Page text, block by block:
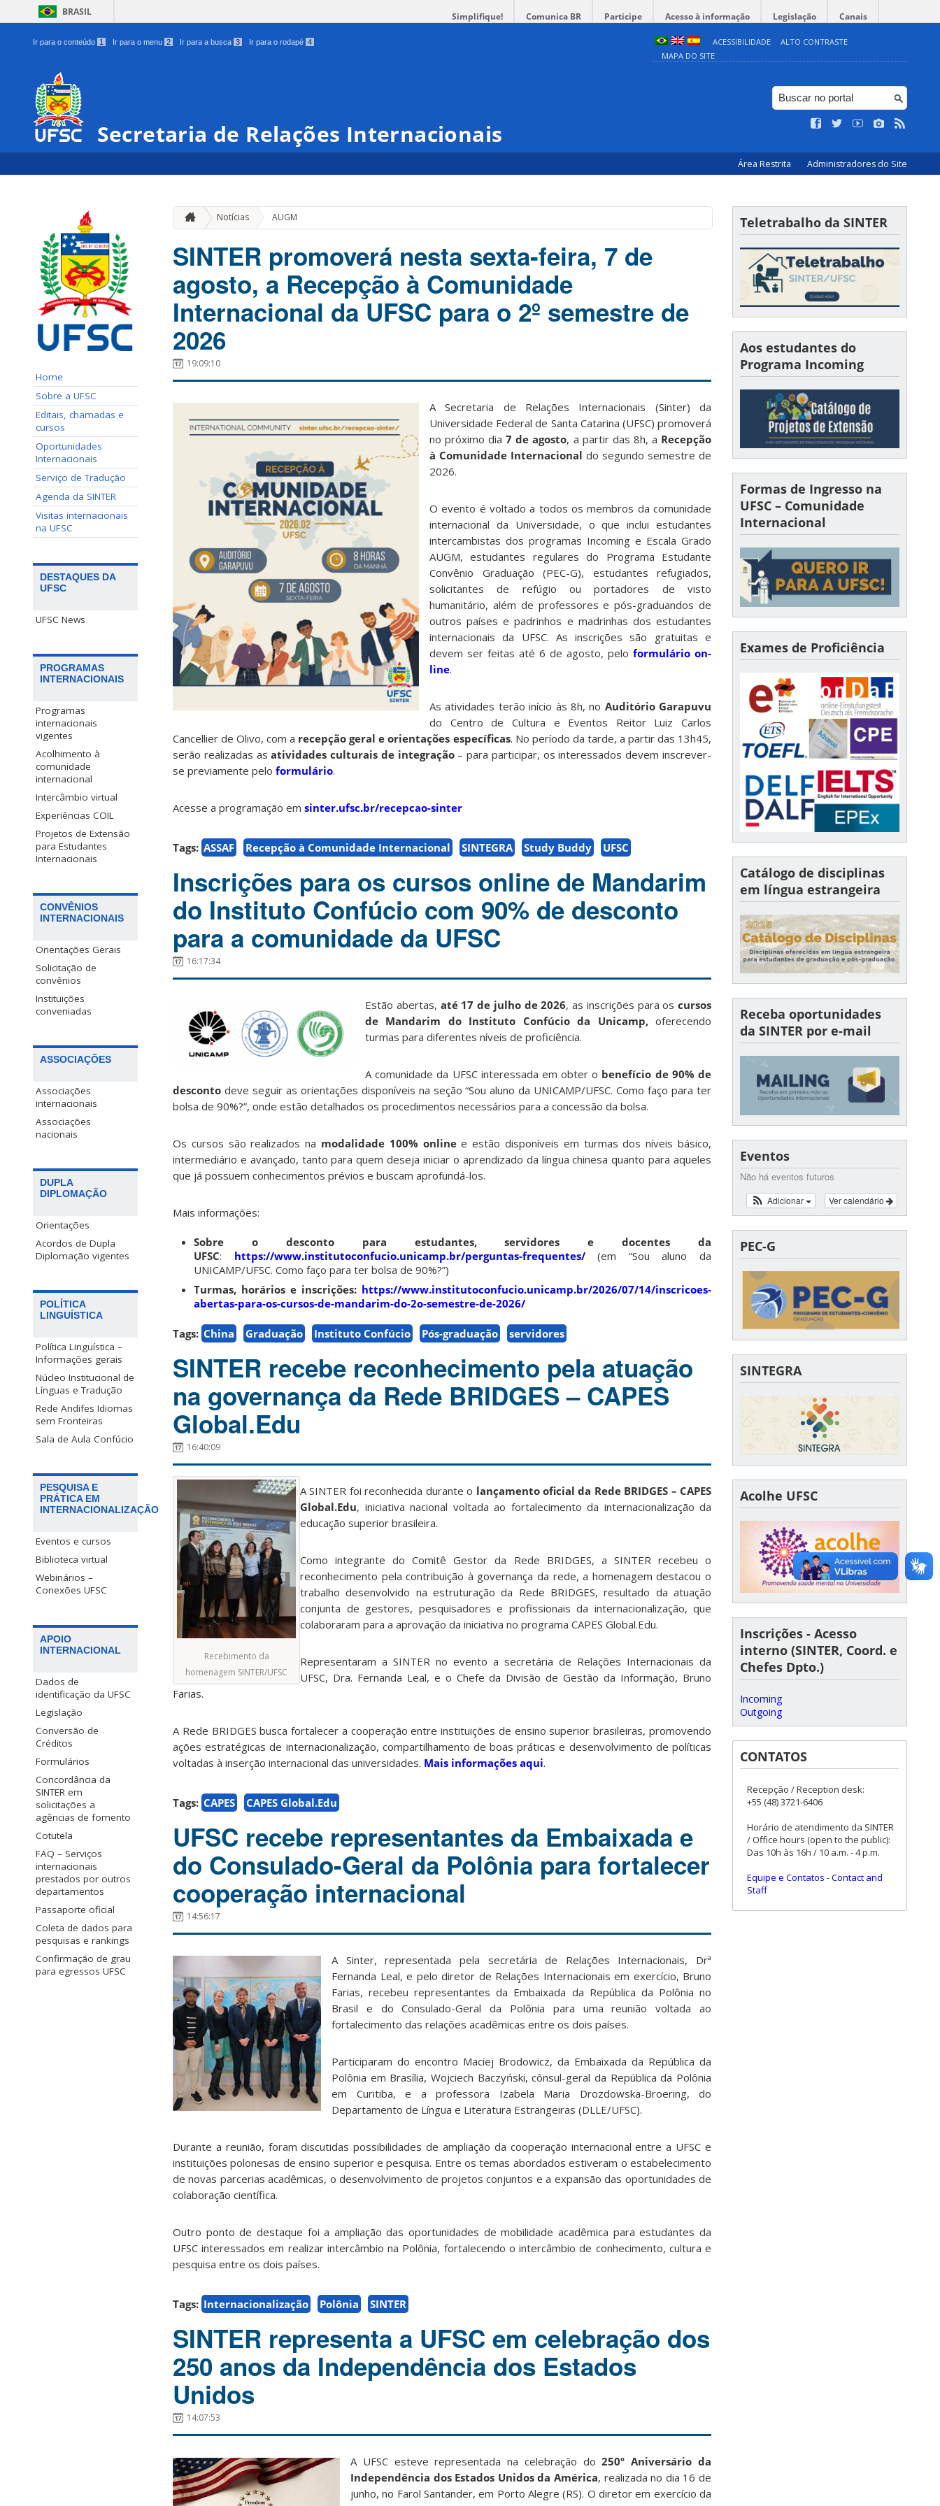
BRASIL Simplifique! Comunica BR Participe Acesso à informação Legislação Canais
Ir para o conteúdo 1 Ir para o menu 2 Ir para a busca 3 Ir para o rodapé 4 ACESSIBILIDADE
ALTO CONTRASTE
MAPA DO SITE
Secretaria de Relações Internacionais
Área Restrita Administradores do Site
Home
Sobre a UFSC
Editais, chamadas e
cursos
Oportunidades
Internacionais
Serviço de Tradução
Agenda da SINTER
Visitas internacionais
na UFSC
DESTAQUES DA
UFSC
UFSC News
PROGRAMAS
INTERNACIONAIS
Programas
internacionais
vigentes
Acolhimento à
comunidade
internacional
Intercâmbio virtual
Experiências COIL
Projetos de Extensão
para Estudantes
Internacionais
CONVÊNIOS
INTERNACIONAIS
Orientações Gerais
Solicitação de
convênios
Instituições
conveniadas
ASSOCIAÇÕES
Associações
internacionais
Associações
nacionais
DUPLA
DIPLOMAÇÃO
Orientações
Acordos de Dupla
Diplomação vigentes
POLÍTICA
LINGUÍSTICA
Política Linguística –
Informações gerais
Núcleo Institucional de
Línguas e Tradução
Rede Andifes Idiomas
sem Fronteiras
Sala de Aula Confúcio
PESQUISA E
PRÁTICA EM
INTERNACIONALIZAÇÃO
Eventos e cursos
Biblioteca virtual
Webinários –
Conexões UFSC
APOIO
INTERNACIONAL
Dados de
identificação da UFSC
Legislação
Conversão de
Créditos
Formulários
Concordância da
SINTER em
solicitações a
agências de fomento
Cotutela
FAQ – Serviços
internacionais
prestados por outros
departamentos
Passaporte oficial
Coleta de dados para
pesquisas e rankings
Confirmação de grau
para egressos UFSC
Notícias AUGM
SINTER promoverá nesta sexta-feira, 7 de
agosto, a Recepção à Comunidade
Internacional da UFSC para o 2º semestre de
2026
19:09:10
A Secretaria de Relações Internacionais (Sinter) da
Universidade Federal de Santa Catarina (UFSC) promoverá
no próximo dia7 de agosto, a partir das 8h, a Recepção
à Comunidade Internacional do segundo semestre de
2026.
O evento é voltado a todos os membros da comunidade
internacional da Universidade, o que inclui estudantes
intercambistas dos programas Incoming e Escala Grado
AUGM, estudantes regulares do Programa Estudante
Convênio Graduação (PEC-G), estudantes refugiados,
solicitantes de refúgio ou portadores de visto
humanitário, além de professores e pós-graduandos de
outros países e padrinhos e madrinhas dos estudantes
internacionais da UFSC. As inscrições são gratuitas e
devem ser feitas até 6 de agosto, pelo formulário on-
line.
As atividades terão início às 8h, no Auditório Garapuvu
do Centro de Cultura e Eventos Reitor Luiz Carlos
Cancellier de Olivo, com a recepção geral e orientações específicas. No período da tarde, a partir das 13h45,
serão realizadas asatividades culturais de integração– para participar, os interessados devem inscrever-
se previamente pelo formulário.
Acesse a programação em sinter.ufsc.br/recepcao-sinter
Tags: ASSAF Recepção à Comunidade Internacional SINTEGRA Study Buddy UFSC
Inscrições para os cursos online de Mandarim
do Instituto Confúcio com 90% de desconto
para a comunidade da UFSC
16:17:34
Estão abertas, até 17 de julho de 2026, as inscrições para os cursos
de Mandarim do Instituto Confúcio da Unicamp,oferecendo
turmas para diferentes níveis de proficiência.
A comunidade da UFSC interessada em obter o benefício de 90% de
desconto deve seguir as orientações disponíveis na seção “Sou aluno da UNICAMP/UFSC. Como faço para ter
bolsa de 90%?”, onde estão detalhados os procedimentos necessários para a concessão da bolsa.
Os cursos são realizados na modalidade 100% onlinee estão disponíveis em turmas dos níveis básico,
intermediário e avançado, tanto para quem deseja iniciar o aprendizado da língua chinesa quanto para aqueles
que já possuem conhecimentos prévios e buscam aprofundá-los.
Mais informações:
Sobre o desconto para estudantes, servidores e docentes da
UFSC: https://www.institutoconfucio.unicamp.br/perguntas-frequentes/(em “Sou aluno da
UNICAMP/UFSC. Como faço para ter bolsa de 90%?”)
Turmas, horários e inscrições: https://www.institutoconfucio.unicamp.br/2026/07/14/inscricoes-
abertas-para-os-cursos-de-mandarim-do-2o-semestre-de-2026/
Tags: China Graduação Instituto Confúcio Pós-graduação servidores
SINTER recebe reconhecimento pela atuação
na governança da Rede BRIDGES – CAPES
Global.Edu
16:40:09
Recebimento da
homenagem SINTER/UFSC
A SINTER foi reconhecida durante o lançamento oficial da Rede BRIDGES – CAPES
Global.Edu, iniciativa nacional voltada ao fortalecimento da internacionalização da
educação superior brasileira.
Como integrante do Comitê Gestor da Rede BRIDGES, a SINTER recebeu o
reconhecimento pela contribuição à governança da rede, a homenagem destacou o
trabalho desenvolvido na estruturação da Rede BRIDGES, resultado da atuação
conjunta de gestores, pesquisadores e profissionais da internacionalização, que
colaboraram para a aprovação da iniciativa no programa CAPES Global.Edu.
Representaram a SINTER no evento a secretária de Relações Internacionais da
UFSC, Dra. Fernanda Leal, e o Chefe da Divisão de Gestão da Informação, Bruno
Farias.
A Rede BRIDGES busca fortalecer a cooperação entre instituições de ensino superior brasileiras, promovendo
ações estratégicas de internacionalização, compartilhamento de boas práticas e desenvolvimento de políticas
voltadas à inserção internacional das universidades. Mais informações aqui.
Tags: CAPES CAPES Global.Edu
UFSC recebe representantes da Embaixada e
do Consulado-Geral da Polônia para fortalecer
cooperação internacional
14:56:17
A Sinter, representada pela secretária de Relações Internacionais, Drª
Fernanda Leal, e pelo diretor de Relações Internacionais em exercício, Bruno
Farias, recebeu representantes da Embaixada da República da Polônia no
Brasil e do Consulado-Geral da Polônia para uma reunião voltada ao
fortalecimento das relações acadêmicas entre os dois países.
Participaram do encontro Maciej Brodowicz, da Embaixada da República da
Polônia em Brasília, Wojciech Baczyński, cônsul-geral da República da Polônia
em Curitiba, e a professora Izabela Maria Drozdowska-Broering, do
Departamento de Língua e Literatura Estrangeiras (DLLE/UFSC).
Durante a reunião, foram discutidas possibilidades de ampliação da cooperação internacional entre a UFSC e
instituições polonesas de ensino superior e pesquisa. Entre os temas abordados estiveram o estabelecimento
de novas parcerias acadêmicas, o desenvolvimento de projetos conjuntos e a expansão das oportunidades de
colaboração científica.
Outro ponto de destaque foi a ampliação das oportunidades de mobilidade acadêmica para estudantes da
UFSC interessados em realizar intercâmbio na Polônia, fortalecendo o intercâmbio de conhecimento, cultura e
pesquisa entre os dois países.
Tags: Internacionalização Polônia SINTER
SINTER representa a UFSC em celebração dos
250 anos da Independência dos Estados
Unidos
14:07:53
A UFSC esteve representada na celebração do 250º Aniversário da
Independência dos Estados Unidos da América, realizada no dia 16 de
junho, no Farol Santander, em Porto Alegre (RS). O diretor em exercício da
Teletrabalho da SINTER
Aos estudantes do
Programa Incoming
Formas de Ingresso na
UFSC – Comunidade
Internacional
Exames de Proficiência
Catálogo de disciplinas
em língua estrangeira
Receba oportunidades
da SINTER por e-mail
Eventos
Não há eventos futuros
Ver calendário
Adicionar
PEC-G
SINTEGRA
Acolhe UFSC
Inscrições - Acesso
interno (SINTER, Coord. e
Chefes Dpto.)
Incoming
Outgoing
CONTATOS
Recepção / Reception desk:
+55 (48) 3721-6406
Horário de atendimento da SINTER
/ Office hours (open to the public):
Das 10h às 16h / 10 a.m. - 4 p.m.
Equipe e Contatos -Contact and
Staff